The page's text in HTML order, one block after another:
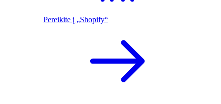
Pereikite į „Shopify“